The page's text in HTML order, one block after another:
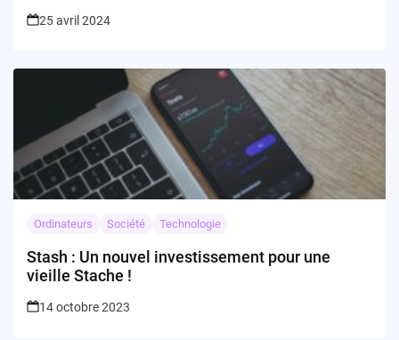
25 avril 2024
Ordinateurs Société Technologie
Stash : Un nouvel investissement pour une
vieille Stache !
14 octobre 2023